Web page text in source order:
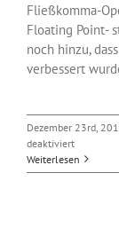
Fließkomma-
Floating Point-
noch hinzu,
verbessert
Dezember 23rd,
deaktiviertfür
Javascript
in
Weiterlesen